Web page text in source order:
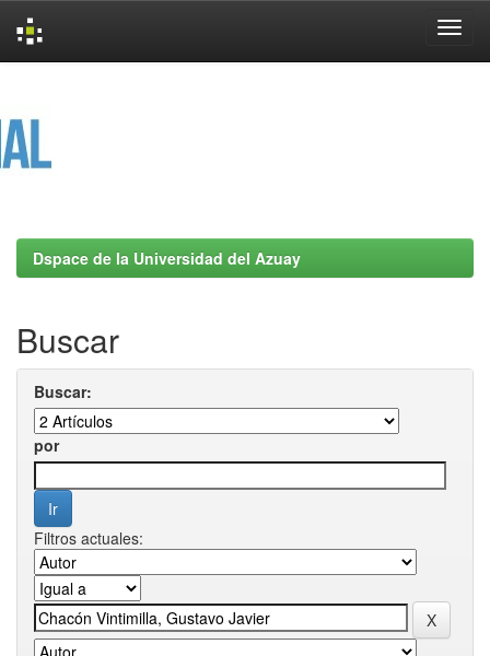
Dspace de la Universidad del Azuay
Buscar
Buscar:
por
Filtros actuales: